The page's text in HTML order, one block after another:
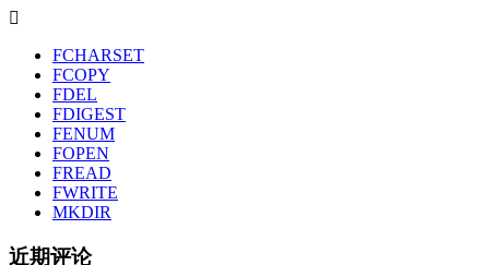
FCHARSET
FCOPY
FDEL
FDIGEST
FENUM
FOPEN
FREAD
FWRITE
MKDIR
近期评论